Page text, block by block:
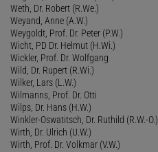
Weth, Dr. Robert (R.We.)
Weyand, Anne (A.W.)
Weygoldt, Prof. Dr. Peter (P.W.)
Wicht, PD Dr. Helmut (H.Wi.)
Wickler, Prof. Dr. Wolfgang
Wild, Dr. Rupert (R.Wi.)
Wilker, Lars (L.W.)
Wilmanns, Prof. Dr. Otti
Wilps, Dr. Hans (H.W.)
Winkler-Oswatitsch, Dr. Ruthild (R.W.-O.)
Wirth, Dr. Ulrich (U.W.)
Wirth, Prof. Dr. Volkmar (V.W.)